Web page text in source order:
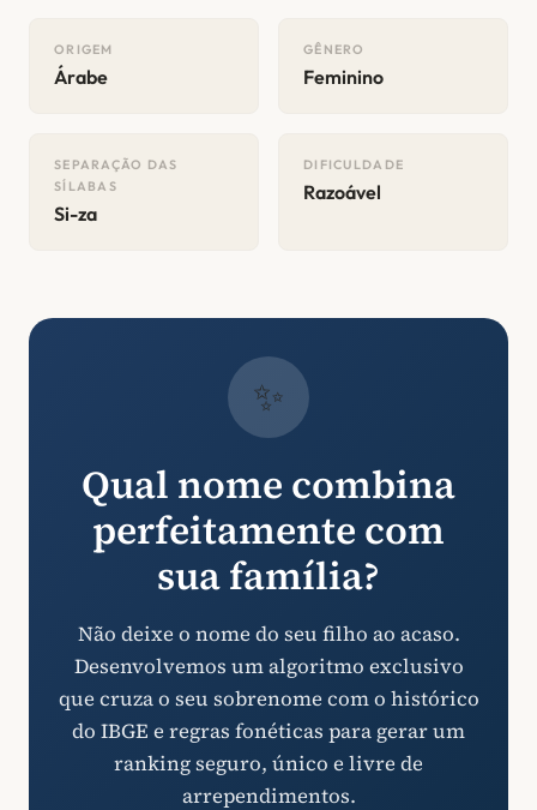
ORIGEM
Árabe
GÊNERO
Feminino
SEPARAÇÃO DAS
SÍLABAS
Si-za
DIFICULDADE
Razoável
✨
Qual nome combina
perfeitamente com
sua família?
Não deixe o nome do seu filho ao acaso.
Desenvolvemos um algoritmo exclusivo
que cruza o seu sobrenome com o histórico
do IBGE e regras fonéticas para gerar um
ranking seguro, único e livre de
arrependimentos.